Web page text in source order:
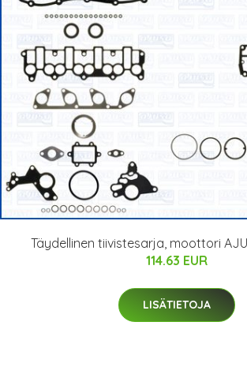
Täydellinen tiivistesarja, moottori
114.63 EUR
LISÄTIETOJA